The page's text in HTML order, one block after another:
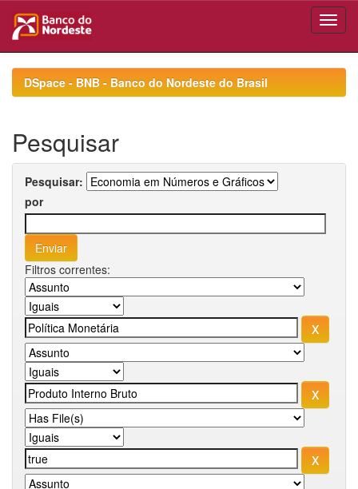
navigationDSpace - BNB - Banco do Nordeste do Brasil
Pesquisar
Pesquisar:
por
Filtros correntes: